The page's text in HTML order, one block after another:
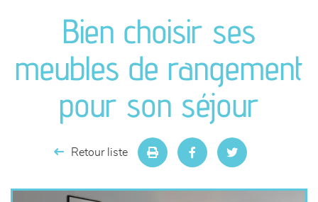
canapés et fauteuils
séjours
meubles de complément
chambres et dressing
Bien choisir ses
meubles de rangement
pour son séjour
Retour liste